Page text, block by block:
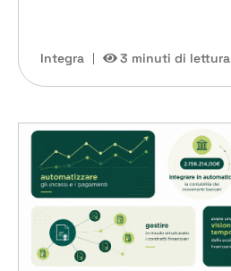
Integra 3 minuti di lettura